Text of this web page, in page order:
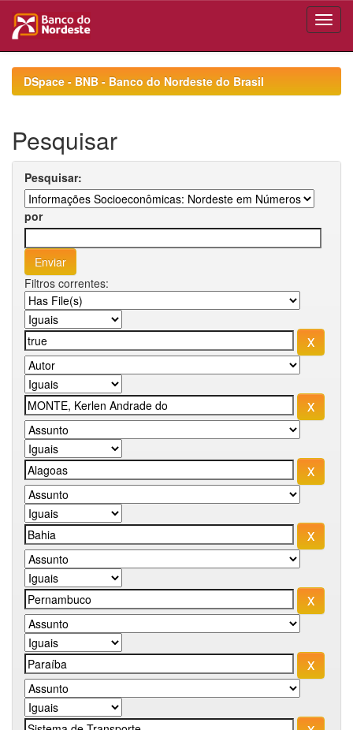
navigationDSpace - BNB - Banco do Nordeste do Brasil
Pesquisar
Pesquisar:
por
Filtros correntes: